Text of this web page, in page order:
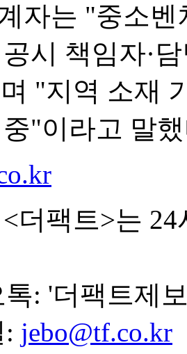
자는 "중소
시 책임자·
"지역 소재
"이라고 말
더팩트>는
톡: '더팩트제
jebo@tf.co.kr